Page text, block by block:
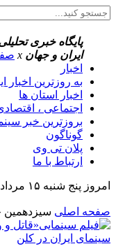
پایگاه خبری
ایران و جهان x
اخبار
به روزترین اخبار
اخبار استان ها
اجتماعی ،
بروزترین خبر
گوناگون
پلان تی وی
ارتباط با ما
امروز پنج شنبه ۱۵ مرداد ۱۴۰۵ - Thursday 6 August 2026
صفحه اصلی سیزدهمین